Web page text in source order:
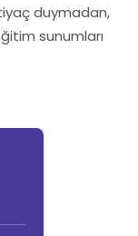
duymadan,
sunumları